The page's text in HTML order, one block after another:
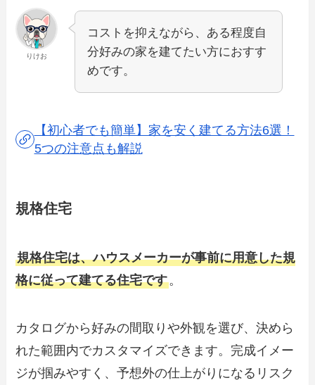
りけお
コストを抑えながら、ある程度自
分好みの家を建てたい方におすす
めです。
【初心者でも簡単】家を安く建てる方法6選！
5つの注意点も解説
規格住宅
規格住宅は、ハウスメーカーが事前に用意した規
格に従って建てる住宅です。
カタログから好みの間取りや外観を選び、決めら
れた範囲内でカスタマイズできます。完成イメー
ジが掴みやすく、予想外の仕上がりになるリスク